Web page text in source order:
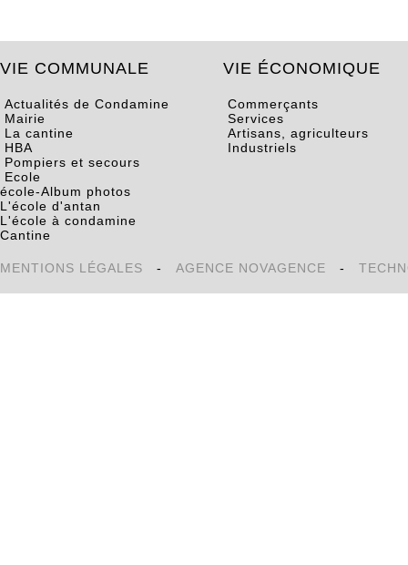
VIE COMMUNALE
Actualités de Condamine
Mairie
La cantine
HBA
Pompiers et secours
Ecole
école-Album photos
L'école d'antan
L'école à condamine
Cantine
VIE ÉCONOMIQUE
Commerçants
Services
Artisans, agriculteurs
Industriels
MENTIONS LÉGALES - AGENCE NOVAGENCE -